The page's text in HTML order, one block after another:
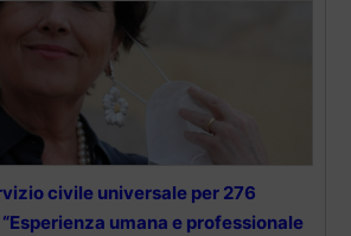
civile universale per 276
umana e professionale